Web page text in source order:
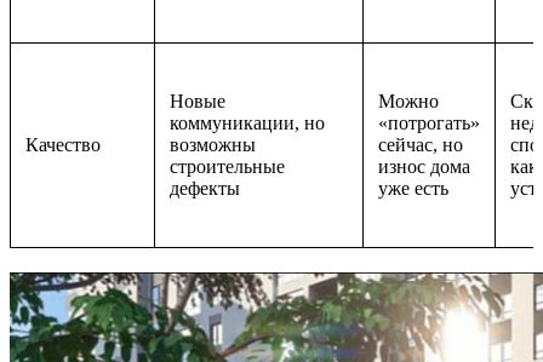
Качество
Новые
коммуникации, но
возможны
строительные
дефекты
Можно
«потрогать»
сейчас, но
износ дома
уже есть
как